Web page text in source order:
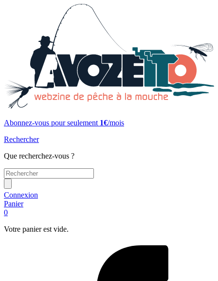
Abonnez-vous pour seulement 1€/mois
Rechercher
Que recherchez-vous ?
Connexion
Panier
0
Votre panier est vide.